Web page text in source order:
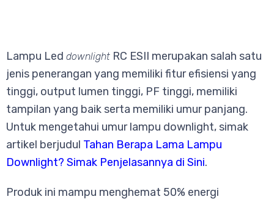
Lampu Led downlight RC ESII merupakan salah satu
jenis penerangan yang memiliki fitur efisiensi yang
tinggi, output lumen tinggi, PF tinggi, memiliki
tampilan yang baik serta memiliki umur panjang.
Untuk mengetahui umur lampu downlight, simak
artikel berjudul Tahan Berapa Lama Lampu
Downlight? Simak Penjelasannya di Sini.
Produk ini mampu menghemat 50% energi